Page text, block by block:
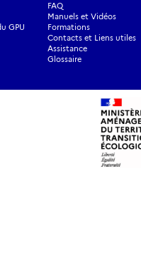
GPU
FAQ
Manuels et Vidéos
Formations
Contacts et Liens utiles
Assistance
Glossaire